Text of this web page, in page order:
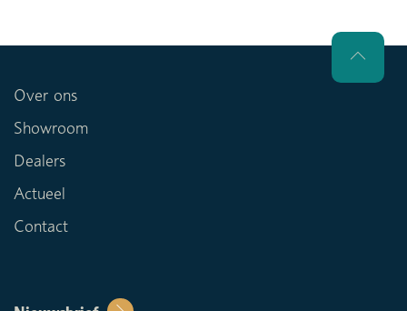
Over ons
Showroom
Dealers
Actueel
Contact